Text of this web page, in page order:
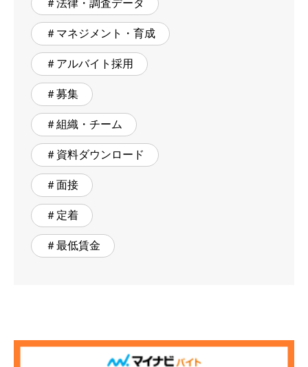
＃法律・調査データ
＃マネジメント・育成
＃アルバイト採用
＃募集
＃組織・チーム
＃資料ダウンロード
＃面接
＃定着
＃最低賃金